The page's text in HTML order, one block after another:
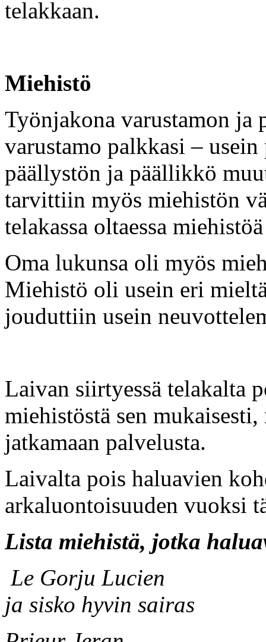
telakkaan.
Miehistö
Työnjakona varustamon
varustamo palkkasi –
päällystön ja päällikkö
tarvittiin myös miehistön
telakassa oltaessa
Oma lukunsa oli myös
Miehistö oli usein eri
jouduttiin usein
Laivan siirtyessä telakalta
miehistöstä sen
jatkamaan palvelusta.
Laivalta pois haluavien
arkaluontoisuuden vuoksi
Lista miehistä, jotka
Le Gorju Lucien
ja sisko hyvin sairas